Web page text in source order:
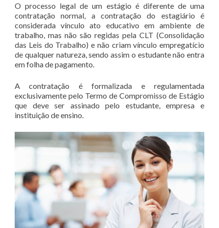
O processo legal de um estágio é diferente de uma
contratação normal, a contratação do estagiário é
considerada vínculo ato educativo em ambiente de
trabalho, mas não são regidas pela CLT (Consolidação
das Leis do Trabalho) e não criam vínculo empregatício
de qualquer natureza, sendo assim o estudante não entra
em folha de pagamento.
A contratação é formalizada e regulamentada
exclusivamente pelo Termo de Compromisso de Estágio
que deve ser assinado pelo estudante, empresa e
instituição de ensino.